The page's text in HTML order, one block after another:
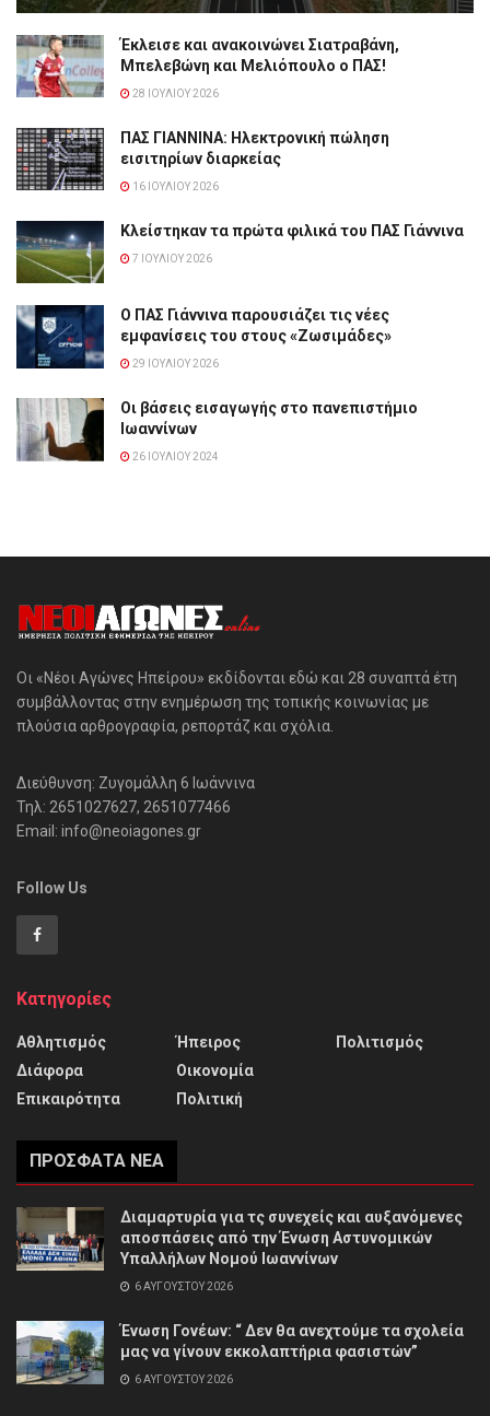
Έκλεισε και ανακοινώνει Σιατραβάνη,
Μπελεβώνη και Μελιόπουλο ο ΠΑΣ!
28 ΙΟΥΛΊΟΥ 2026
ΠΑΣ ΓΙΑΝΝΙΝΑ: Hλεκτρονική πώληση
εισιτηρίων διαρκείας
16 ΙΟΥΛΊΟΥ 2026
Κλείστηκαν τα πρώτα φιλικά του ΠΑΣ Γιάννινα
7 ΙΟΥΛΊΟΥ 2026
Ο ΠΑΣ Γιάννινα παρουσιάζει τις νέες
εμφανίσεις του στους «Ζωσιμάδες»
29 ΙΟΥΛΊΟΥ 2026
Οι βάσεις εισαγωγής στο πανεπιστήμιο
Ιωαννίνων
26 ΙΟΥΛΊΟΥ 2024
Οι «Νέοι Αγώνες Ηπείρου» εκδίδονται εδώ και 28 συναπτά έτη
συμβάλλοντας στην ενημέρωση της τοπικής κοινωνίας με
πλούσια αρθρογραφία, ρεπορτάζ και σχόλια.
Διεύθυνση: Ζυγομάλλη 6 Ιωάννινα
Τηλ: 2651027627, 2651077466
Email: info@neoiagones.gr
Follow Us
Κατηγορίες
Αθλητισμός
Διάφορα
Επικαιρότητα
Ήπειρος
Οικονομία
Πολιτική
Πολιτισμός
ΠΡΌΣΦΑΤΑ ΝΈΑ
Διαμαρτυρία για τς συνεχείς και αυξανόμενες
αποσπάσεις από την Ένωση Αστυνομικών
Υπαλλήλων Νομού Ιωαννίνων
6 ΑΥΓΟΎΣΤΟΥ 2026
Ένωση Γονέων: “ Δεν θα ανεχτούμε τα σχολεία
μας να γίνουν εκκολαπτήρια φασιστών”
6 ΑΥΓΟΎΣΤΟΥ 2026